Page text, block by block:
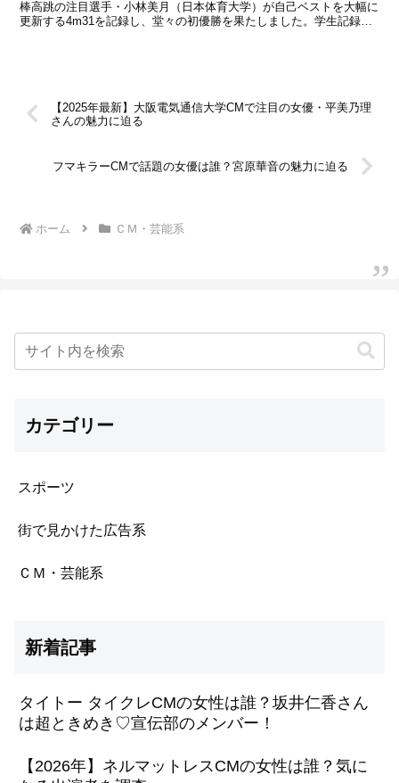
棒高跳の注目選手・小林美月（日本体育大学）が自己ベストを大幅に
更新する4m31を記録し、堂々の初優勝を果たしました。学生記録・
【2025年最新】大阪電気通信大学CMで注目の女優・平美乃理
さんの魅力に迫る
フマキラーCMで話題の女優は誰？宮原華音の魅力に迫る
ホーム ＣＭ・芸能系
カテゴリー
スポーツ
街で見かけた広告系
ＣＭ・芸能系
新着記事
タイトー タイクレCMの女性は誰？坂井仁香さん
は超ときめき♡宣伝部のメンバー！
【2026年】ネルマットレスCMの女性は誰？気に